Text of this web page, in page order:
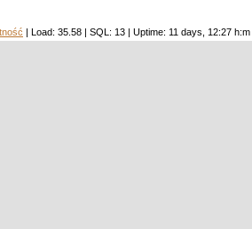
| Load: 35.58 | SQL: 13 | Uptime: 11 days, 12:27